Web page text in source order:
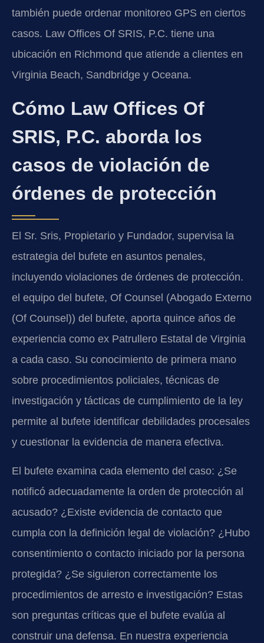
también puede ordenar monitoreo GPS en ciertos
casos. Law Offices Of SRIS, P.C. tiene una
ubicación en Richmond que atiende a clientes en
Virginia Beach, Sandbridge y Oceana.
Cómo Law Offices Of
SRIS, P.C. aborda los
casos de violación de
órdenes de protección
El Sr. Sris, Propietario y Fundador, supervisa la
estrategia del bufete en asuntos penales,
incluyendo violaciones de órdenes de protección.
el equipo del bufete, Of Counsel (Abogado Externo
(Of Counsel)) del bufete, aporta quince años de
experiencia como ex Patrullero Estatal de Virginia
a cada caso. Su conocimiento de primera mano
sobre procedimientos policiales, técnicas de
investigación y tácticas de cumplimiento de la ley
permite al bufete identificar debilidades procesales
y cuestionar la evidencia de manera efectiva.
El bufete examina cada elemento del caso: ¿Se
notificó adecuadamente la orden de protección al
acusado? ¿Existe evidencia de contacto que
cumpla con la definición legal de violación? ¿Hubo
consentimiento o contacto iniciado por la persona
protegida? ¿Se siguieron correctamente los
procedimientos de arresto e investigación? Estas
son preguntas críticas que el bufete evalúa al
construir una defensa. En nuestra experiencia